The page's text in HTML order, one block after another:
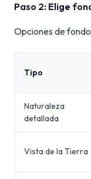
Paso 2: Elige
Opciones de
Tipo
Naturaleza
detallada
Vista de la Tierra